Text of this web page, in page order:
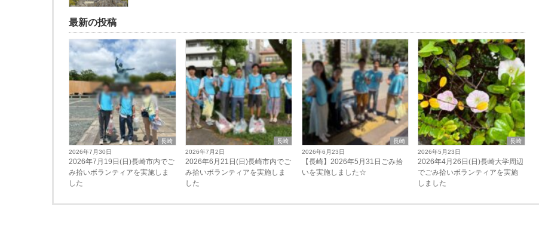
最新の投稿
長崎
2026年7月30日
2026年7月19日(日)長崎市内でご
み拾いボランティアを実施しま
した
長崎
2026年7月2日
2026年6月21日(日)長崎市内でご
み拾いボランティアを実施しま
した
長崎
2026年6月23日
【長崎】2026年5月31日ごみ拾
いを実施しました☆
長崎
2026年5月23日
2026年4月26日(日)長崎大学周辺
でごみ拾いボランティアを実施
しました